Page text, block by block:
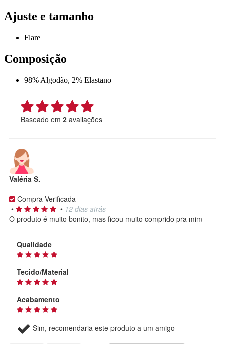
Ajuste e tamanho
Flare
Composição
98% Algodão, 2% Elastano
Baseado em 2 avaliações
Valéria S.
Compra Verificada
•
• 12 dias atrás
O produto é muito bonito, mas ficou muito comprido pra mim
Qualidade
Tecido/Material
Acabamento
Sim, recomendaria este produto a um amigo